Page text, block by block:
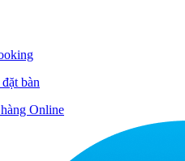
bàn
Online